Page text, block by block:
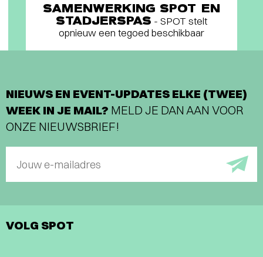
SAMENWERKING SPOT EN
STADJERSPAS - SPOT stelt
opnieuw een tegoed beschikbaar
NIEUWS EN EVENT-UPDATES ELKE (TWEE)
WEEK IN JE MAIL? MELD JE DAN AAN VOOR
ONZE NIEUWSBRIEF!
Jouw e-mailadres
VOLG SPOT